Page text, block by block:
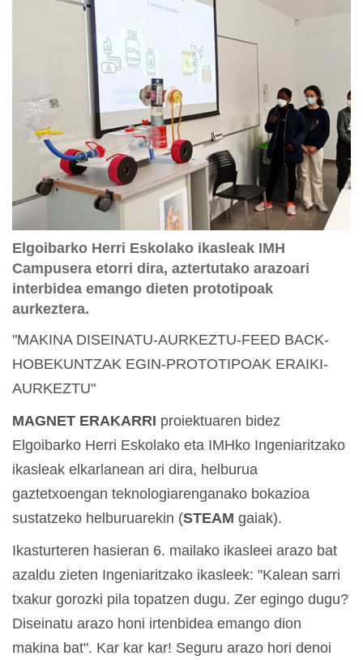
Elgoibarko Herri Eskolako ikasleak IMH
Campusera etorri dira, aztertutako arazoari
interbidea emango dieten prototipoak
aurkeztera.
"MAKINA DISEINATU-AURKEZTU-FEED BACK-
HOBEKUNTZAK EGIN-PROTOTIPOAK ERAIKI-
AURKEZTU"
MAGNET ERAKARRI proiektuaren bidez
Elgoibarko Herri Eskolako eta IMHko Ingeniaritzako
ikasleak elkarlanean ari dira, helburua
gaztetxoengan teknologiarenganako bokazioa
sustatzeko helburuarekin (STEAM gaiak).
Ikasturteren hasieran 6. mailako ikasleei arazo bat
azaldu zieten Ingeniaritzako ikasleek: "Kalean sarri
txakur gorozki pila topatzen dugu. Zer egingo dugu?
Diseinatu arazo honi irtenbidea emango dion
makina bat". Kar kar kar! Seguru arazo hori denoi